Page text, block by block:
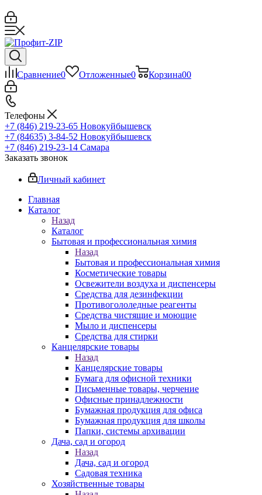
Сравнение0 Отложенные0 Корзина00
Телефоны
+7 (846) 219-23-65 Новокуйбышевск
+7 (84635) 3-84-52 Новокуйбышевск
+7 (846) 219-23-14 Самара
Заказать звонок
Личный кабинет
Главная
Каталог
Назад
Каталог
Бытовая и профессиональная химия
Назад
Бытовая и профессиональная химия
Косметические товары
Освежители воздуха и диспенсеры
Средства для дезинфекции
Противогололедные реагенты
Средства чистящие и моющие
Мыло и диспенсеры
Средства для стирки
Канцелярские товары
Назад
Канцелярские товары
Бумага для офисной техники
Письменные товары, черчение
Офисные принадлежности
Бумажная продукция для офиса
Бумажная продукция для школы
Папки, системы архивации
Дача, сад и огород
Назад
Дача, сад и огород
Садовая техника
Хозяйственные товары